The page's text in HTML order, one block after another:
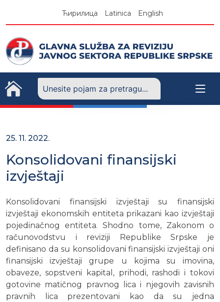
Ћирилица Latinica English
25. 11. 2022.
Konsolidovani finansijski
izvještaji
Konsolidovani finansijski izvještaji su finansijski
izvještaji ekonomskih entiteta prikazani kao izvještaji
pojedinačnog entiteta. Shodno tome, Zakonom o
računovodstvu i reviziji Republike Srpske je
definisano da su konsolidovani finansijski izvještaji oni
finansijski izvještaji grupe u kojima su imovina,
obaveze, sopstveni kapital, prihodi, rashodi i tokovi
gotovine matičnog pravnog lica i njegovih zavisnih
pravnih lica prezentovani kao da su jedna